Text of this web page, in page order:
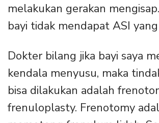
melakukan gerakan
bayi tidak mendapat ASI
Dokter bilang jika bayi saya
kendala menyusu, maka
bisa dilakukan adalah
frenuloplasty. Frenotomy